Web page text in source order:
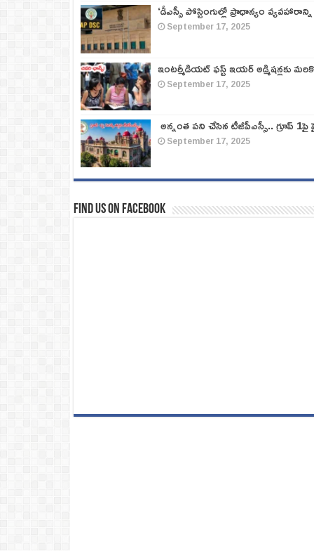
‘డీఎస్సీ పోస్టింగుల్లో ప్రాధాన్యం
September 17, 2025
ఇంటర్మీడియట్ ఫస్ట్‌ ఇయర్‌ అడ్మిషన్లకు
September 17, 2025
అన్నంత పని చేసిన టీజీపీఎస్సీ.. గ్రూప్‌
September 17, 2025
Find us on Facebook